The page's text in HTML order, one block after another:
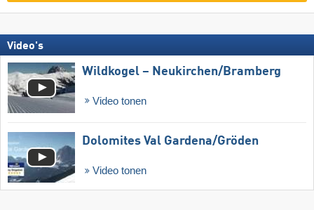
Video's
Wildkogel – Neukirchen/​Bramberg
Video tonen
Dolomites Val Gardena/​Gröden
Video tonen